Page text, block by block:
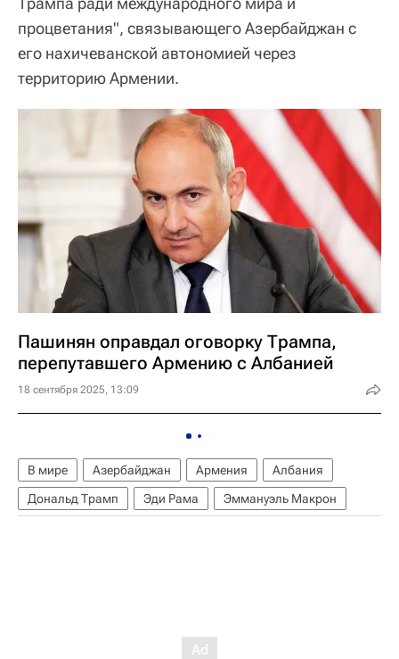
процветания", связывающего Азербайджан с
его нахичеванской автономией через
территорию Армении.
Пашинян оправдал оговорку Трампа,
перепутавшего Армению с Албанией
18 сентября 2025, 13:09
В мире Азербайджан Армения
Албания
Дональд Трамп
Эди Рама Эммануэль Макрон